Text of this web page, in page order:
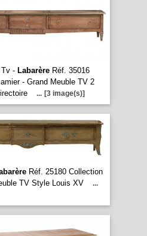
Tv - LabarèreRéf. 35016
- Grand Meuble TV 2
... [3 image(s)]
Réf. 25180 Collection
TV Style Louis XV
...